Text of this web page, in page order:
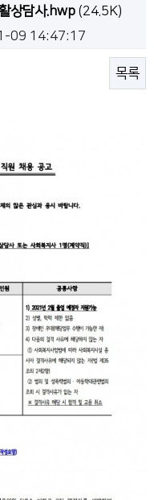
상담사.hwp (24.5K)
09 14:47:17
목록